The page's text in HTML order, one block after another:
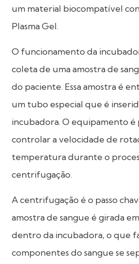
um material biocompatível
Plasma Gel.
O funcionamento da
coleta de uma amostra de
do paciente. Essa amostra é
um tubo especial que é
incubadora. O equipamento
controlar a velocidade de
temperatura durante o
centrifugação.
A centrifugação é o passo
amostra de sangue é girada
dentro da incubadora, o que
componentes do sangue se